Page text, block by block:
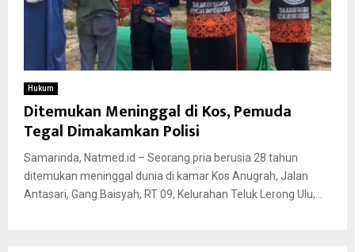
Hukum
Ditemukan Meninggal di Kos, Pemuda
Tegal Dimakamkan Polisi
Samarinda, Natmed.id – Seorang pria berusia 28 tahun
ditemukan meninggal dunia di kamar Kos Anugrah, Jalan
Antasari, Gang Baisyah, RT 09, Kelurahan Teluk Lerong Ulu,...